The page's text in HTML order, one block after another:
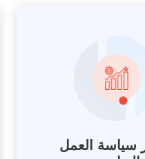
سياسة العمل